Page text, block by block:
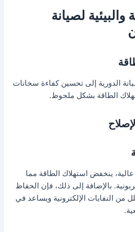
والبيئية لصيانة
الدورية إلى تحسين كفاءة سخانات
الطاقة بشكل ملحوظ.
عالية، ينخفض استهلاك الطاقة مما
بالإضافة إلى ذلك، فإن الحفاظ
من النفايات الإلكترونية ويساعد في